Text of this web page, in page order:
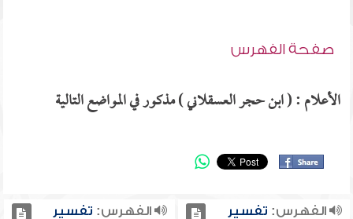
صفحة الفهرس
الأعلام : ( ابن حجر العسقلاني ) مذكور في المواضع التالية
الفهرس: تفسير
الفهرس: تفسير